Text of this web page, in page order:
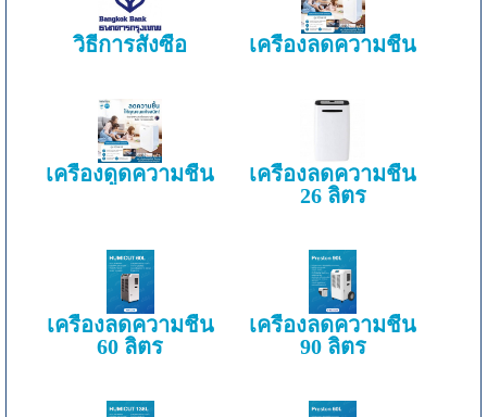
วิธีการสั่งซื้อ เครื่องลดความชื้น
เครื่องดูดความชื้น
เครื่องลดความชื้น
26 ลิตร
เครื่องลดความชื้น
60 ลิตร
เครื่องลดความชื้น
90 ลิตร